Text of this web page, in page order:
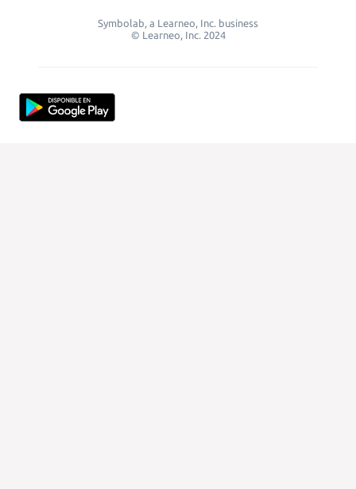
Symbolab, a Learneo, Inc. business
© Learneo, Inc. 2024